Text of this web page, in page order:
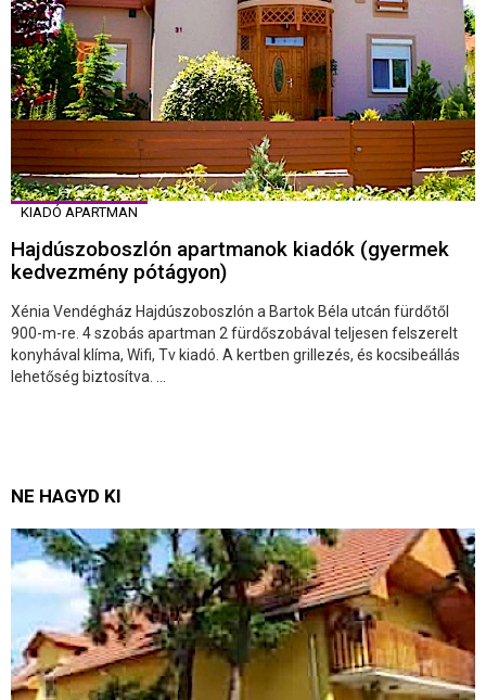
KIADÓ APARTMAN
Hajdúszoboszlón apartmanok kiadók (gyermek
kedvezmény pótágyon)
Xénia Vendégház Hajdúszoboszlón a Bartok Béla utcán fürdőtől
900-m-re. 4 szobás apartman 2 fürdőszobával teljesen felszerelt
konyhával klíma, Wifi, Tv kiadó. A kertben grillezés, és kocsibeállás
lehetőség biztosítva. ...
NE HAGYD KI